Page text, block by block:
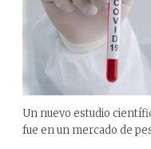
Un nuevo estudio
fue en un mercado de